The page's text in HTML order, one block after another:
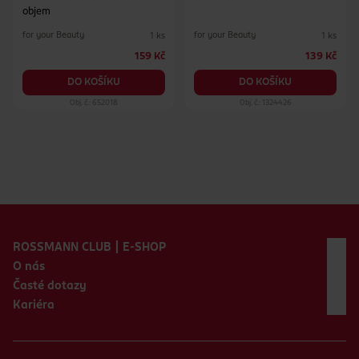
objem
for your Beauty 1 ks
159 Kč
DO KOŠÍKU
Obj. č.: 652018
for your Beauty 1 ks
139 Kč
DO KOŠÍKU
Obj. č.: 1324426
ROSSMANN CLUB | E-SHOP
O nás
Časté dotazy
Kariéra